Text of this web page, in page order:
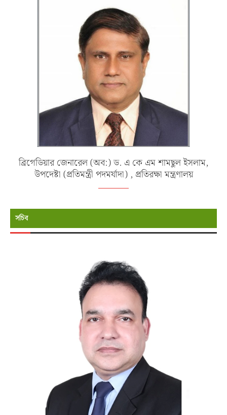
ব্রিগেডিয়ার জেনারেল (অব:) ড. এ কে এম শামছুল ইসলাম,
উপদেষ্টা (প্রতিমন্ত্রী পদমর্যাদা) , প্রতিরক্ষা মন্ত্রণালয়
সচিব